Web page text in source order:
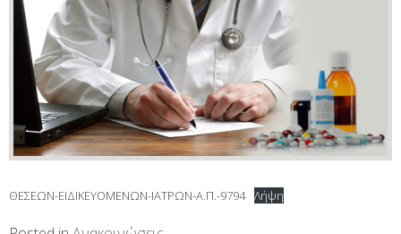
ΘΕΣΕΩΝ-ΕΙΔΙΚΕΥΟΜΕΝΩΝ-ΙΑΤΡΩΝ-Α.Π.-9794 Λήψη